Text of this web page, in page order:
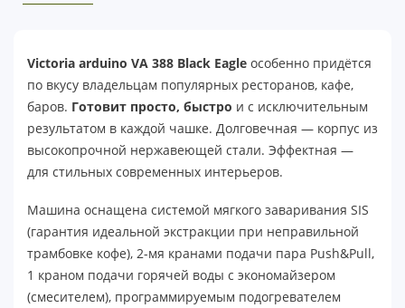
Victoria arduino VA 388 Black Eagle особенно придётся
по вкусу владельцам популярных ресторанов, кафе,
баров. Готовит просто, быстро и с исключительным
результатом в каждой чашке. Долговечная — корпус из
высокопрочной нержавеющей стали. Эффектная —
для стильных современных интерьеров.
Машина оснащена системой мягкого заваривания SIS
(гарантия идеальной экстракции при неправильной
трамбовке кофе), 2-мя кранами подачи пара Push&Pull,
1 краном подачи горячей воды с экономайзером
(смесителем), программируемым подогревателем